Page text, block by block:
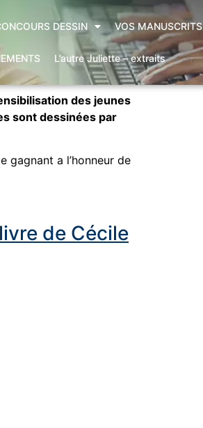
DESSIN VOS MANUSCRITS
L’autre Juliette – extraits
des jeunes
sont dessinées par
gagnant a l’honneur de
de Cécile